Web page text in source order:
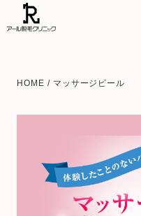
HOME / マッサージピール